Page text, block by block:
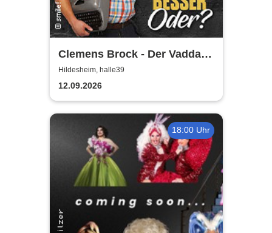
Clemens Brock - Der Vadda -
Früher war alles besser,
oder?
Hildesheim, halle39
12.09.2026
18:00 Uhr